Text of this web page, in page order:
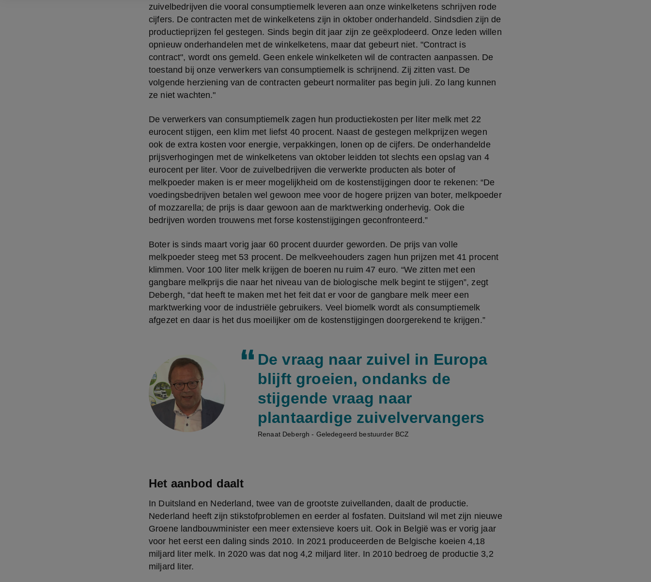
zuivelbedrijven die vooral consumptiemelk leveren aan onze winkelketens schrijven rode
cijfers. De contracten met de winkelketens zijn in oktober onderhandeld. Sindsdien zijn de
productieprijzen fel gestegen. Sinds begin dit jaar zijn ze geëxplodeerd. Onze leden willen
opnieuw onderhandelen met de winkelketens, maar dat gebeurt niet. "Contract is
contract", wordt ons gemeld. Geen enkele winkelketen wil de contracten aanpassen. De
toestand bij onze verwerkers van consumptiemelk is schrijnend. Zij zitten vast. De
volgende herziening van de contracten gebeurt normaliter pas begin juli. Zo lang kunnen
ze niet wachten."
De verwerkers van consumptiemelk zagen hun productiekosten per liter melk met 22
eurocent stijgen, een klim met liefst 40 procent. Naast de gestegen melkprijzen wegen
ook de extra kosten voor energie, verpakkingen, lonen op de cijfers. De onderhandelde
prijsverhogingen met de winkelketens van oktober leidden tot slechts een opslag van 4
eurocent per liter. Voor de zuivelbedrijven die verwerkte producten als boter of
melkpoeder maken is er meer mogelijkheid om de kostenstijgingen door te rekenen: “De
voedingsbedrijven betalen wel gewoon mee voor de hogere prijzen van boter, melkpoeder
of mozzarella; de prijs is daar gewoon aan de marktwerking onderhevig. Ook die
bedrijven worden trouwens met forse kostenstijgingen geconfronteerd.”
Boter is sinds maart vorig jaar 60 procent duurder geworden. De prijs van volle
melkpoeder steeg met 53 procent. De melkveehouders zagen hun prijzen met 41 procent
klimmen. Voor 100 liter melk krijgen de boeren nu ruim 47 euro. “We zitten met een
gangbare melkprijs die naar het niveau van de biologische melk begint te stijgen”, zegt
Debergh, “dat heeft te maken met het feit dat er voor de gangbare melk meer een
marktwerking voor de industriële gebruikers. Veel biomelk wordt als consumptiemelk
afgezet en daar is het dus moeilijker om de kostenstijgingen doorgerekend te krijgen.”
De vraag naar zuivel in Europa
blijft groeien, ondanks de
stijgende vraag naar
plantaardige zuivelvervangers
Renaat Debergh - Geledegeerd bestuurder BCZ
Het aanbod daalt
In Duitsland en Nederland, twee van de grootste zuivellanden, daalt de productie.
Nederland heeft zijn stikstofproblemen en eerder al fosfaten. Duitsland wil met zijn nieuwe
Groene landbouwminister een meer extensieve koers uit. Ook in België was er vorig jaar
voor het eerst een daling sinds 2010. In 2021 produceerden de Belgische koeien 4,18
miljard liter melk. In 2020 was dat nog 4,2 miljard liter. In 2010 bedroeg de productie 3,2
miljard liter.